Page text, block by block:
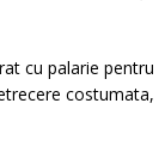
cu palarie pentru
costumata,